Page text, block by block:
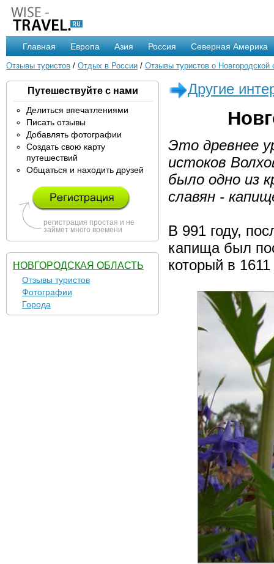
Главная Европа Азия Россия Северная Америка
Отзывы туристов / Отдых в России / Отзывы туристов о Новгородской
Путешествуйте с нами
Делиться впечатлениями
Писать отзывы
Добавлять фотографии
Создать свою карту
путешествий
Общаться и находить друзей
регистрация простая и не
займет много времени
НОВГОРОДСКАЯ ОБЛАСТЬ
Отзывы туристов
Фотографии
Города
Другие
Это древнее
истоков
было одно из
славян -
В 991 году,
капища был
который в